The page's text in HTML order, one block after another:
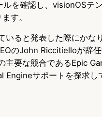
を確認し、visionOSテ
す。
いると発表した際にかな
のJohn Riccitielloが辞
主要な競合であるEpic
Engineサポートを探求し